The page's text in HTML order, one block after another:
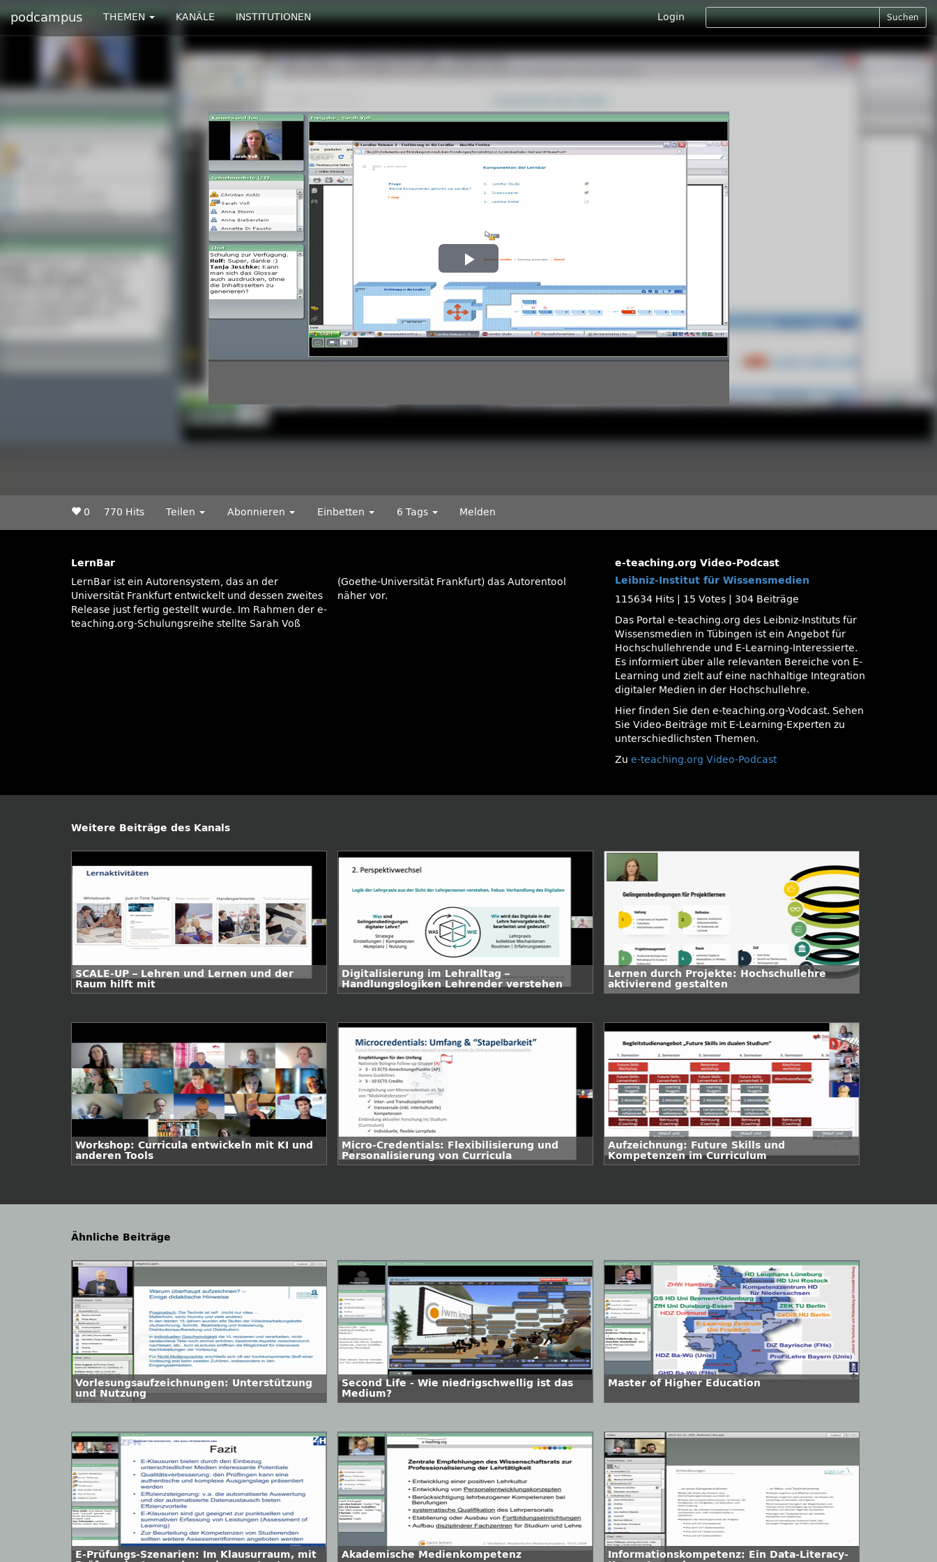
podcampus THEMEN KANÄLE INSTITUTIONEN Login Suchen
Play
Video
0 770 Hits Teilen Abonnieren Einbetten 6 Tags Melden
LernBar
LernBar ist ein Autorensystem, das an der
Universität Frankfurt entwickelt und dessen zweites
Release just fertig gestellt wurde. Im Rahmen der e-
teaching.org-Schulungsreihe stellte Sarah Voß
(Goethe-Universität Frankfurt) das Autorentool
näher vor.
e-teaching.org Video-Podcast
Leibniz-Institut für Wissensmedien
115634 Hits
15 Votes
304 Beiträge
Das Portal e-teaching.org des Leibniz-Instituts für
Wissensmedien in Tübingen ist ein Angebot für
Hochschullehrende und E-Learning-Interessierte.
Es informiert über alle relevanten Bereiche von E-
Learning und zielt auf eine nachhaltige Integration
digitaler Medien in der Hochschullehre.
Hier finden Sie den e-teaching.org-Vodcast. Sehen
Sie Video-Beiträge mit E-Learning-Experten zu
unterschiedlichsten Themen.
Zu e-teaching.org Video-Podcast
Weitere Beiträge des Kanals
SCALE-UP – Lehren und Lernen und der
Raum hilft mit
Digitalisierung im Lehralltag –
Handlungslogiken Lehrender verstehen
Lernen durch Projekte: Hochschullehre
aktivierend gestalten
Workshop: Curricula entwickeln mit KI und
anderen Tools
Micro-Credentials: Flexibilisierung und
Personalisierung von Curricula
Aufzeichnung: Future Skills und
Kompetenzen im Curriculum
Ähnliche Beiträge
Vorlesungsaufzeichnungen: Unterstützung
und Nutzung
Second Life - Wie niedrigschwellig ist das
Medium?
Master of Higher Education
E-Prüfungs-Szenarien: Im Klausurraum, mit
Akademische Medienkompetenz
Informationskompetenz: Ein Data-Literacy-